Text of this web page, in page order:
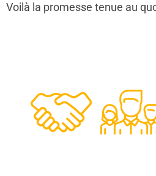
Voilà la promesse tenue au
48
0